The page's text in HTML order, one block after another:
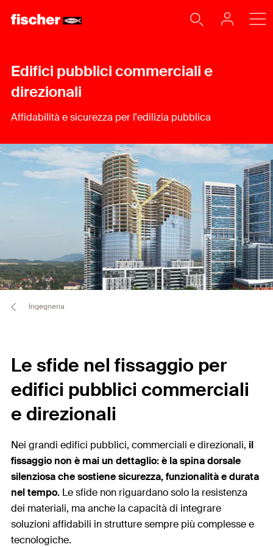
Edifici pubblici commerciali e
direzionali
Affidabilità e sicurezza per l'edilizia pubblica
Ingegneria
Le sfide nel fissaggio per
edifici pubblici commerciali
e direzionali
Nei grandi edifici pubblici, commerciali e direzionali, il
fissaggio non è mai un dettaglio: è la spina dorsale
silenziosa che sostiene sicurezza, funzionalità e durata
nel tempo. Le sfide non riguardano solo la resistenza
dei materiali, ma anche la capacità di integrare
soluzioni affidabili in strutture sempre più complesse e
tecnologiche.